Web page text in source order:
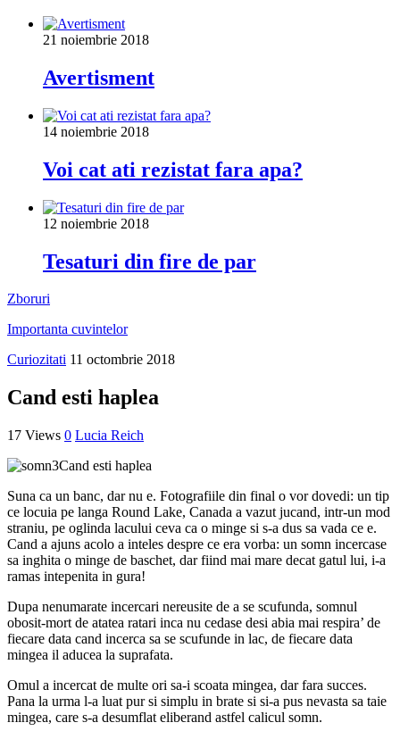
21 noiembrie 2018
Avertisment
14 noiembrie 2018
Voi cat ati rezistat fara apa?
12 noiembrie 2018
Tesaturi din fire de par
Zboruri
Importanta cuvintelor
Curiozitati 11 octombrie 2018
Cand esti haplea
17 Views 0 Lucia Reich
Cand esti haplea
Suna ca un banc, dar nu e. Fotografiile din final o vor dovedi: un tip
ce locuia pe langa Round Lake, Canada a vazut jucand, intr-un mod
straniu, pe oglinda lacului ceva ca o minge si s-a dus sa vada ce e.
Cand a ajuns acolo a inteles despre ce era vorba: un somn incercase
sa inghita o minge de baschet, dar fiind mai mare decat gatul lui, i-a
ramas intepenita in gura!
Dupa nenumarate incercari nereusite de a se scufunda, somnul
obosit-mort de atatea ratari inca nu cedase desi abia mai respira’ de
fiecare data cand incerca sa se scufunde in lac, de fiecare data
mingea il aducea la suprafata.
Omul a incercat de multe ori sa-i scoata mingea, dar fara succes.
Pana la urma l-a luat pur si simplu in brate si si-a pus nevasta sa taie
mingea, care s-a desumflat eliberand astfel calicul somn.